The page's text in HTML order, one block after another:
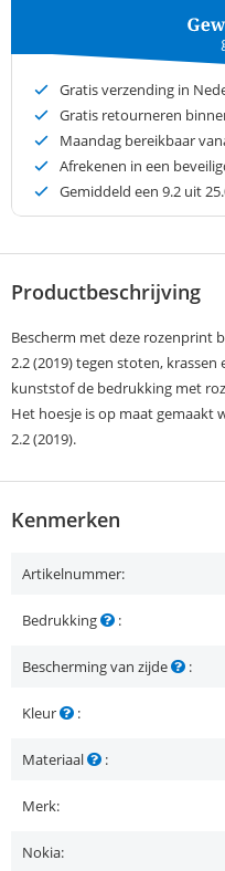
Gratis verzending in
Gratis retourneren
Maandag bereikbaar
Afrekenen in een
Gemiddeld een 9.2 uit
Productbeschrijving
Bescherm met deze rozenprint
2.2 (2019) tegen stoten,
kunststof de bedrukking met
Het hoesje is op maat gemaakt
2.2 (2019).
Kenmerken
Artikelnummer:
Bedrukking :
Bescherming van zijde :
Kleur :
Materiaal :
Merk:
Nokia: